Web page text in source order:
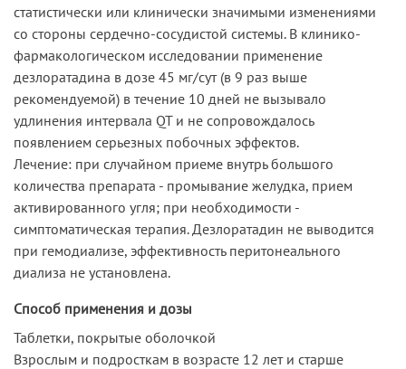
статистически или клинически значимыми изменениями
со стороны сердечно-сосудистой системы. В клинико-
фармакологическом исследовании применение
дезлоратадина в дозе 45 мг/сут (в 9 раз выше
рекомендуемой) в течение 10 дней не вызывало
удлинения интервала QT и не сопровождалось
появлением серьезных побочных эффектов.
Лечение: при случайном приеме внутрь большого
количества препарата - промывание желудка, прием
активированного угля; при необходимости -
симптоматическая терапия. Дезлоратадин не выводится
при гемодиализе, эффективность перитонеального
диализа не установлена.
Способ применения и дозы
Таблетки, покрытые оболочкой
Взрослым и подросткам в возрасте 12 лет и старше